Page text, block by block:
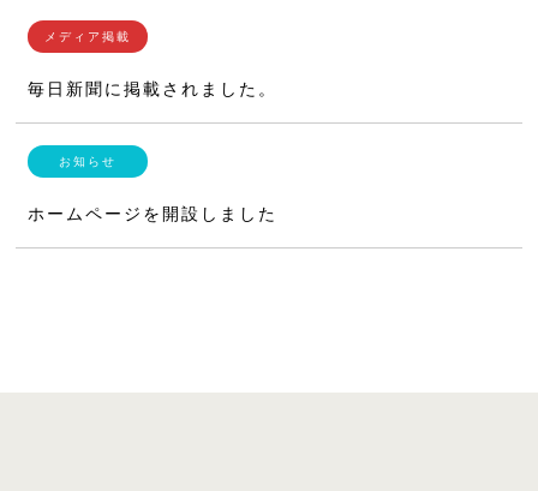
毎日新聞に掲載されました。
ホームページを開設しました